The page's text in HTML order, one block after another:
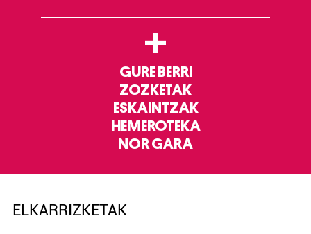
+
GURE BERRI
ZOZKETAK
ESKAINTZAK
HEMEROTEKA
NOR GARA
ELKARRIZKETAK